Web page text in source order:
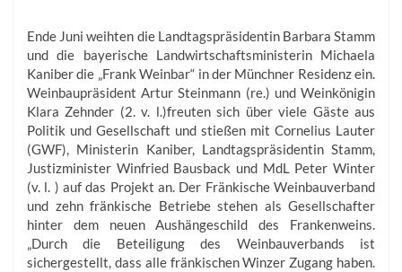
Ende Juni weihten die Landtagspräsidentin Barbara Stamm
und die bayerische Landwirtschaftsministerin Michaela
Kaniber die „Frank Weinbar“ in der Münchner Residenz ein.
Weinbaupräsident Artur Steinmann (re.) und Weinkönigin
Klara Zehnder (2. v. l.)freuten sich über viele Gäste aus
Politik und Gesellschaft und stießen mit Cornelius Lauter
(GWF), Ministerin Kaniber, Landtagspräsidentin Stamm,
Justizminister Winfried Bausback und MdL Peter Winter
(v. l. ) auf das Projekt an. Der Fränkische Weinbauverband
und zehn fränkische Betriebe stehen als Gesellschafter
hinter dem neuen Aushängeschild des Frankenweins.
„Durch die Beteiligung des Weinbauverbands ist
sichergestellt, dass alle fränkischen Winzer Zugang haben.